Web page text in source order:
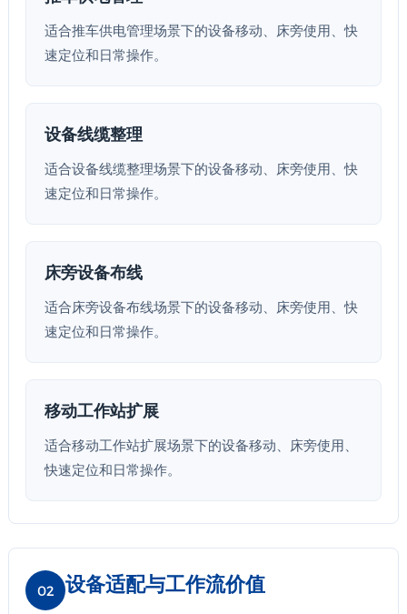
适合推车供电管理场景下的设备移动、床旁使用、快
速定位和日常操作。
设备线缆整理
适合设备线缆整理场景下的设备移动、床旁使用、快
速定位和日常操作。
床旁设备布线
适合床旁设备布线场景下的设备移动、床旁使用、快
速定位和日常操作。
移动工作站扩展
适合移动工作站扩展场景下的设备移动、床旁使用、
快速定位和日常操作。
02 设备适配与工作流价值